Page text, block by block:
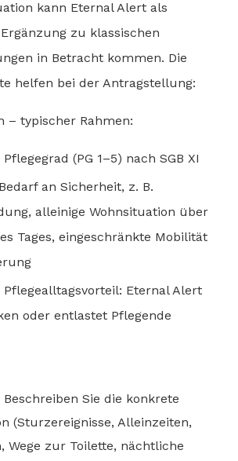
kann Eternal Alert als
zu klassischen
in Betracht kommen. Die
helfen bei der Antragstellung:
– typischer Rahmen:
(PG 1–5) nach SGB XI
an Sicherheit, z. B.
alleinige Wohnsituation über
Tages, eingeschränkte Mobilität
Eternal Alert
oder entlastet Pflegende
Sie die konkrete
(Sturzereignisse, Alleinzeiten,
Wege zur Toilette, nächtliche